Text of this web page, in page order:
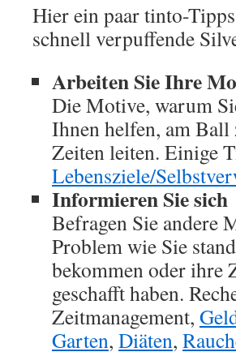
Hier ein paar tinto-
schnell verpuffende
Arbeiten Sie Ihre
Die Motive, warum
Ihnen helfen, am
Zeiten leiten. Einige
Lebensziele/
Informieren Sie sich
Befragen Sie andere
Problem wie Sie
bekommen oder ihre
geschafft haben.
Zeitmanagement,
Garten, Diäten,